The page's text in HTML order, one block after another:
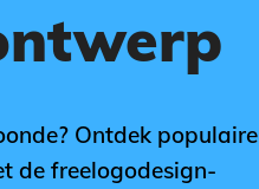
Ontdek populaire
de freelogodesign-